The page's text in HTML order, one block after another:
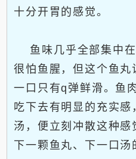
十分开胃的感觉。
鱼味几乎全部集中在
很怕鱼腥，但这个鱼
一口只有q弹鲜滑。鱼
吃下去有明显的充实感
汤，便立刻冲散这种
下一颗鱼丸、下一口汤